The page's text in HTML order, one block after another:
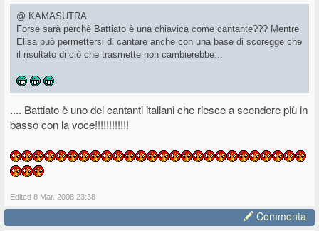
@ KAMASUTRA
Forse sarà perchè Battiato è una chiavica come cantante??? Mentre
Elisa può permettersi di cantare anche con una base di scoregge che
il risultato di ciò che trasmette non cambierebbe...
.... Battiato è uno dei cantanti italiani che riesce a scendere più in
basso con la voce!!!!!!!!!!!!
Edited 8 Mar. 2008 23:38
Commenta